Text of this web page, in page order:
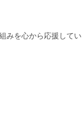
みを心から応援してい